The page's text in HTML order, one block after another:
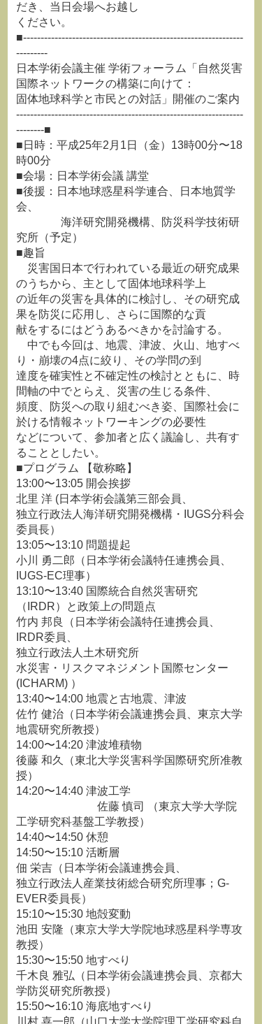
だき、当日会場へお越し
ください。
■---------------------------------------------------------------
---------
日本学術会議主催 学術フォーラム「自然災害
国際ネットワークの構築に向けて：
固体地球科学と市民との対話」開催のご案内
-----------------------------------------------------------------
--------■
■日時：平成25年2月1日（金）13時00分〜18
時00分
■会場：日本学術会議 講堂
■後援：日本地球惑星科学連合、日本地質学
会、
海洋研究開発機構、防災科学技術研
究所（予定）
■趣旨
災害国日本で行われている最近の研究成果
のうちから、主として固体地球科学上
の近年の災害を具体的に検討し、その研究成
果を防災に応用し、さらに国際的な貢
献をするにはどうあるべきかを討論する。
中でも今回は、地震、津波、火山、地すべ
り・崩壊の4点に絞り、その学問の到
達度を確実性と不確定性の検討とともに、時
間軸の中でとらえ、災害の生じる条件、
頻度、防災への取り組むべき姿、国際社会に
於ける情報ネットワーキングの必要性
などについて、参加者と広く議論し、共有す
ることとしたい。
■プログラム 【敬称略】
13:00〜13:05 開会挨拶
北里 洋 (日本学術会議第三部会員、
独立行政法人海洋研究開発機構・IUGS分科会
委員長）
13:05〜13:10 問題提起
小川 勇二郎（日本学術会議特任連携会員、
IUGS-EC理事）
13:10〜13:40 国際統合自然災害研究
（IRDR）と政策上の問題点
竹内 邦良（日本学術会議特任連携会員、
IRDR委員、
独立行政法人土木研究所
水災害・リスクマネジメント国際センター
(ICHARM) ）
13:40〜14:00 地震と古地震、津波
佐竹 健治（日本学術会議連携会員、東京大学
地震研究所教授）
14:00〜14:20 津波堆積物
後藤 和久（東北大学災害科学国際研究所准教
授）
14:20〜14:40 津波工学
佐藤 慎司 （東京大学大学院
工学研究科基盤工学教授）
14:40〜14:50 休憩
14:50〜15:10 活断層
佃 栄吉（日本学術会議連携会員、
独立行政法人産業技術総合研究所理事；G-
EVER委員長）
15:10〜15:30 地殻変動
池田 安隆（東京大学大学院地球惑星科学専攻
教授）
15:30〜15:50 地すべり
千木良 雅弘（日本学術会議連携会員、京都大
学防災研究所教授）
15:50〜16:10 海底地すべり
川村 喜一郎（山口大学大学院理工学研究科自